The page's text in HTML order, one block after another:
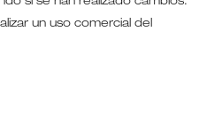
un uso comercial del